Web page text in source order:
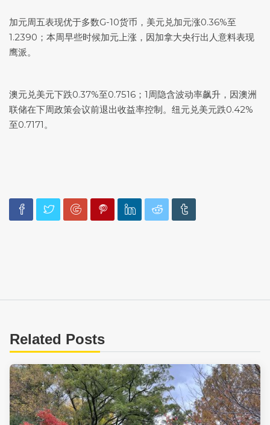
加元周五表现优于多数G-10货币， 美元兑加元涨0.36%至
1.2390；本周早些时候加元上涨，因加拿大央行出人意料表现
鹰派。
澳元兑美元下跌0.37%至0.7516；1周隐含波动率飙升，因澳洲
联储在下周政策会议前退出收益率控制。 纽元兑美元跌0.42%
至0.7171。
Related Posts